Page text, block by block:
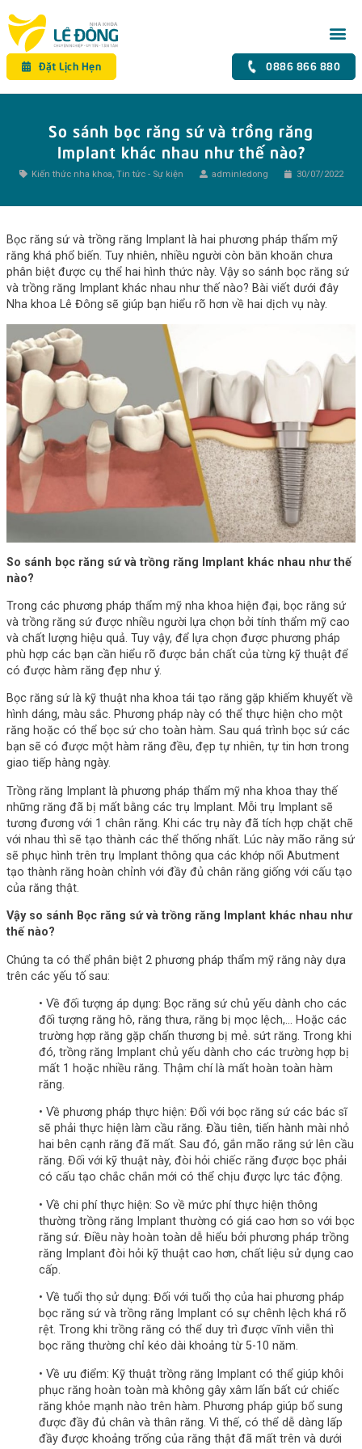
Đặt Lịch Hẹn 0886 866 880
So sánh bọc răng sứ và trồng răng
Implant khác nhau như thế nào?
Kiến thức nha khoa, Tin tức - Sự kiện adminledong 30/07/2022
Bọc răng sứ và trồng răng Implant là hai phương pháp thẩm mỹ
răng khá phổ biến. Tuy nhiên, nhiều người còn băn khoăn chưa
phân biệt được cụ thể hai hình thức này. Vậy so sánh bọc răng sứ
và trồng răng Implant khác nhau như thế nào? Bài viết dưới đây
Nha khoa Lê Đông sẽ giúp bạn hiểu rõ hơn về hai dịch vụ này.
So sánh bọc răng sứ và trồng răng Implant khác nhau như thế
nào?
Trong các phương pháp thẩm mỹ nha khoa hiện đại, bọc răng sứ
và trồng răng sứ được nhiều người lựa chọn bởi tính thẩm mỹ cao
và chất lượng hiệu quả. Tuy vậy, để lựa chọn được phương pháp
phù hợp các bạn cần hiểu rõ được bản chất của từng kỹ thuật để
có được hàm răng đẹp như ý.
Bọc răng sứ là kỹ thuật nha khoa tái tạo răng gặp khiếm khuyết về
hình dáng, màu sắc. Phương pháp này có thể thực hiện cho một
răng hoặc có thể bọc sứ cho toàn hàm. Sau quá trình bọc sứ các
bạn sẽ có được một hàm răng đều, đẹp tự nhiên, tự tin hơn trong
giao tiếp hàng ngày.
Trồng răng Implant là phương pháp thẩm mỹ nha khoa thay thế
những răng đã bị mất bằng các trụ Implant. Mỗi trụ Implant sẽ
tương đương với 1 chân răng. Khi các trụ này đã tích hợp chặt chẽ
với nhau thì sẽ tạo thành các thể thống nhất. Lúc này mão răng sứ
sẽ phục hình trên trụ Implant thông qua các khớp nối Abutment
tạo thành răng hoàn chỉnh với đầy đủ chân răng giống với cấu tạo
của răng thật.
Vậy so sánh Bọc răng sứ và trồng răng Implant khác nhau như
thế nào?
Chúng ta có thể phân biệt 2 phương pháp thẩm mỹ răng này dựa
trên các yếu tố sau:
• Về đối tượng áp dụng: Bọc răng sứ chủ yếu dành cho các
đối tượng răng hô, răng thưa, răng bị mọc lệch,… Hoặc các
trường hợp răng gặp chấn thương bị mẻ. sứt răng. Trong khi
đó, trồng răng Implant chủ yếu dành cho các trường hợp bị
mất 1 hoặc nhiều răng. Thậm chí là mất hoàn toàn hàm
răng.
• Về phương pháp thực hiện: Đối với bọc răng sứ các bác sĩ
sẽ phải thực hiện làm cầu răng. Đầu tiên, tiến hành mài nhỏ
hai bên cạnh răng đã mất. Sau đó, gắn mão răng sứ lên cầu
răng. Đối với kỹ thuật này, đòi hỏi chiếc răng được bọc phải
có cấu tạo chắc chắn mới có thể chịu được lực tác động.
• Về chi phí thực hiện: So về mức phí thực hiện thông
thường trồng răng Implant thường có giá cao hơn so với bọc
răng sứ. Điều này hoàn toàn dễ hiểu bởi phương pháp trồng
răng Implant đòi hỏi kỹ thuật cao hơn, chất liệu sử dụng cao
cấp.
• Về tuổi thọ sử dụng: Đối với tuổi thọ của hai phương pháp
bọc răng sứ và trồng răng Implant có sự chênh lệch khá rõ
rệt. Trong khi trồng răng có thể duy trì được vĩnh viễn thì
bọc răng thường chỉ kéo dài khoảng từ 5-10 năm.
• Về ưu điểm: Kỹ thuật trồng răng Implant có thể giúp khôi
phục răng hoàn toàn mà không gây xâm lấn bất cứ chiếc
răng khỏe mạnh nào trên hàm. Phương pháp giúp bổ sung
được đầy đủ chân và thân răng. Vì thế, có thể dễ dàng lấp
đầy được khoảng trống của răng thật đã mất trên và dưới